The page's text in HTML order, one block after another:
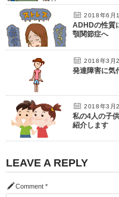
2018年6月
ADHDの性質
顎関節症へ
2018年3月
発達障害に気
2018年3月
私の4人の子
紹介します
LEAVE A REPLY
Comment *